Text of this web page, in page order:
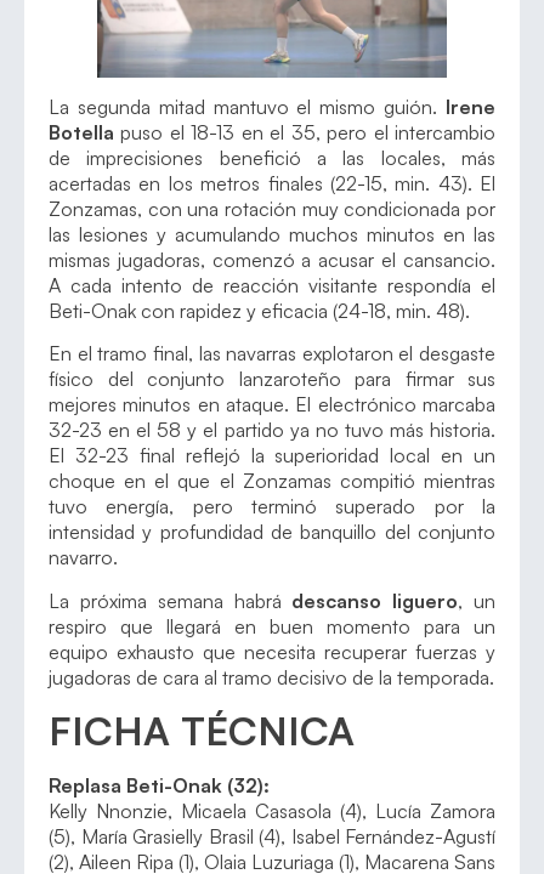
La segunda mitad mantuvo el mismo guión. Irene
Botella puso el 18-13 en el 35, pero el intercambio
de imprecisiones benefició a las locales, más
acertadas en los metros finales (22-15, min. 43). El
Zonzamas, con una rotación muy condicionada por
las lesiones y acumulando muchos minutos en las
mismas jugadoras, comenzó a acusar el cansancio.
A cada intento de reacción visitante respondía el
Beti-Onak con rapidez y eficacia (24-18, min. 48).
En el tramo final, las navarras explotaron el desgaste
físico del conjunto lanzaroteño para firmar sus
mejores minutos en ataque. El electrónico marcaba
32-23 en el 58 y el partido ya no tuvo más historia.
El 32-23 final reflejó la superioridad local en un
choque en el que el Zonzamas compitió mientras
tuvo energía, pero terminó superado por la
intensidad y profundidad de banquillo del conjunto
navarro.
La próxima semana habrá descanso liguero, un
respiro que llegará en buen momento para un
equipo exhausto que necesita recuperar fuerzas y
jugadoras de cara al tramo decisivo de la temporada.
FICHA TÉCNICA
Replasa Beti-Onak (32):
Kelly Nnonzie, Micaela Casasola (4), Lucía Zamora
(5), María Grasielly Brasil (4), Isabel Fernández-Agustí
(2), Aileen Ripa (1), Olaia Luzuriaga (1), Macarena Sans